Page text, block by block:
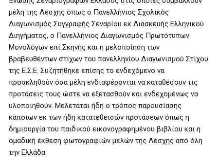
μέλη της Λέσχης όπως ο Πανελλήνιος Σχολικός
Διαγωνισμός Συγγραφής Σεναρίου εκ Διασκευής Ελληνικού
Διηγήματος, ο Πανελλήνιος Διαγωνισμός Πρωτότυπων
Μονολόγων επί Σκηνής και η μελοποίηση των
βραβευθέντων στίχων του πανελληνίου Διαγωνισμού Στίχου
της Ε.Σ.Ε. Συζητήθηκε επίσης το ενδεχόμενο να
προσκληθούν όσα μέλη ενδιαφέρονται να καταθέσουν τις
προτάσεις τους ώστε να εξετασθούν και ενδεχομένως να
υλοποιηθούν. Μελετάται ήδη ο τρόπος παρουσίασης
κάποιων εκ των ήδη κατατεθεισών προτάσεων όπως η
δημιουργία του παιδικού εικονογραφημένου βιβλίου και η
ομαδική έκθεση φωτογραφιών μελών της Λέσχης από όλη
την Ελλάδα